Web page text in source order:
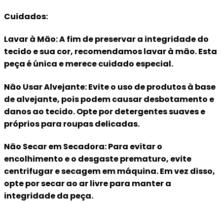
Cuidados:
Lavar à Mão: A fim de preservar a integridade do
tecido e sua cor, recomendamos lavar à mão. Esta
peça é única e merece cuidado especial.
Não Usar Alvejante: Evite o uso de produtos à base
de alvejante, pois podem causar desbotamento e
danos ao tecido. Opte por detergentes suaves e
próprios para roupas delicadas.
Não Secar em Secadora: Para evitar o
encolhimento e o desgaste prematuro, evite
centrifugar e secagem em máquina. Em vez disso,
opte por secar ao ar livre para manter a
integridade da peça.